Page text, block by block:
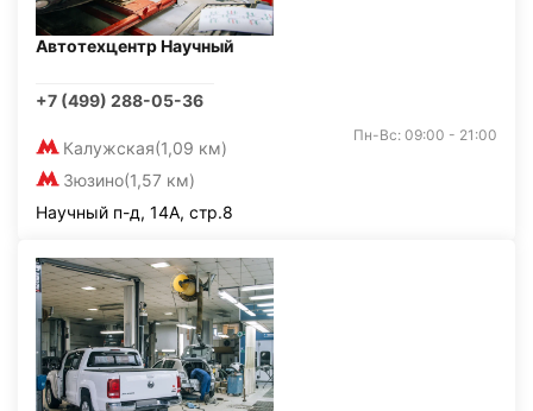
Автотехцентр Научный
+7 (499) 288-05-36
Калужская(1,09 км)
Зюзино(1,57 км)
Пн-Вс: 09:00 - 21:00
Научный п-д, 14А, стр.8